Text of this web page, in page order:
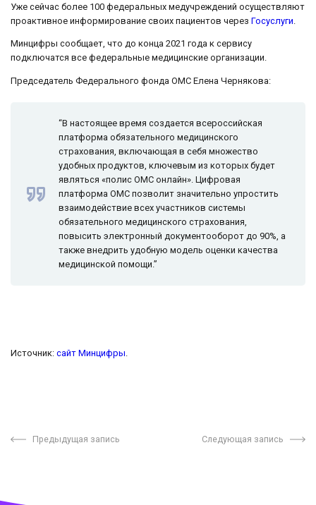
Уже сейчас более 100 федеральных медучреждений осуществляют
проактивное информирование своих пациентов через Госуслуги
Минцифры сообщает, что до конца 2021 года к сервису
подключатся все федеральные медицинские организации.
Председатель Федерального фонда ОМС Елена Чернякова:
“В настоящее время создается всероссийская
платформа обязательного медицинского
страхования, включающая в себя множество
удобных продуктов, ключевым из которых будет
являться «полис ОМС онлайн». Цифровая
платформа ОМС позволит значительно упростить
взаимодействие всех участников системы
обязательного медицинского страхования,
повысить электронный документооборот до 90%, а
также внедрить удобную модель оценки качества
медицинской помощи.”
Источник: сайт Минцифры
Предыдущая запись Следующая запись